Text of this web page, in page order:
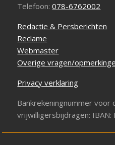
Telefoon:078-6762002
Redactie & Persberichten
Reclame
Webmaster
Overige vragen/
Privacy verklaring
Bankrekeningnummer voor
vrijwilligersbijdragen: